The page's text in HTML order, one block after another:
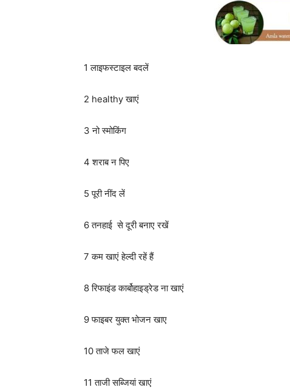
1 लाइफस्टाइल बदलें
2 healthy खाएं
3 नो स्मोकिंग
4 शराब न पिए
5 पूरी नींद लें
6 तनहाई से दूरी बनाए रखें
7 कम खाएं हेल्दी रहें हैं
8 रिफाइंड कार्बोहाइड्रेड ना खाएं
9 फाइबर युक्त भोजन खाए
10 ताजे फल खाएं
11 ताजी सब्जियां खाएं